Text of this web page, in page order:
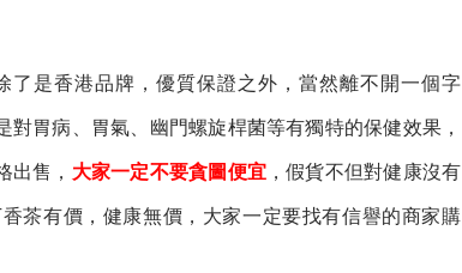
了是香港品牌，優質保證之外，當然離不開一個字
對胃病、胃氣、幽門螺旋桿菌等有獨特的保健效果，
出售， 大家一定不要貪圖便宜，假貨不但對健康沒有
茶有價，健康無價，大家一定要找有信譽的商家購